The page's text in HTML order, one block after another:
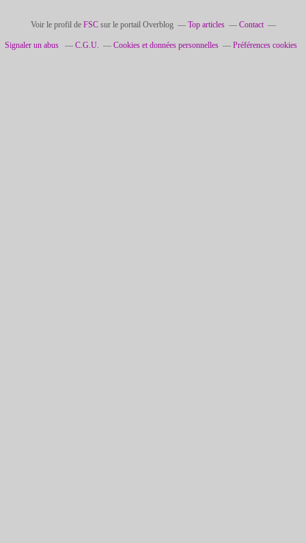
Voir le profil de FSCsur le portail Overblog Top articles Contact
Signaler un abus C.G.U. Cookies et données personnelles Préférences cookies